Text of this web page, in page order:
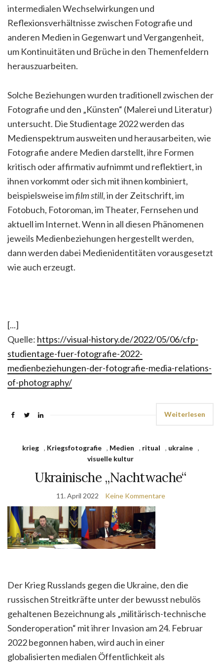
intermedialen Wechselwirkungen und
Reflexionsverhältnisse zwischen Fotografie und
anderen Medien in Gegenwart und Vergangenheit,
um Kontinuitäten und Brüche in den Themenfeldern
herauszuarbeiten.
Solche Beziehungen wurden traditionell zwischen der
Fotografie und den „Künsten“ (Malerei und Literatur)
untersucht. Die Studientage 2022 werden das
Medienspektrum ausweiten und herausarbeiten, wie
Fotografie andere Medien darstellt, ihre Formen
kritisch oder affirmativ aufnimmt und reflektiert, in
ihnen vorkommt oder sich mit ihnen kombiniert,
beispielsweise imfilm still, in der Zeitschrift, im
Fotobuch, Fotoroman, im Theater, Fernsehen und
aktuell im Internet. Wenn in all diesen Phänomenen
jeweils Medienbeziehungen hergestellt werden,
dann werden dabei Medienidentitäten vorausgesetzt
wie auch erzeugt.
[...]
Quelle: https://visual-history.de/2022/05/06/cfp-
studientage-fuer-fotografie-2022-
medienbeziehungen-der-fotografie-media-relations-
of-photography/
Weiterlesen
krieg , Kriegsfotografie , Medien , ritual , ukraine
,
visuelle kultur
Ukrainische „Nachtwache“
11. April 2022 Keine Kommentare
Der Krieg Russlands gegen die Ukraine, den die
russischen Streitkräfte unter der bewusst nebulös
gehaltenen Bezeichnung als „militärisch-technische
Sonderoperation“ mit ihrer Invasion am 24. Februar
2022 begonnen haben, wird auch in einer
globalisierten medialen Öffentlichkeit als